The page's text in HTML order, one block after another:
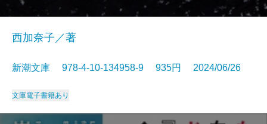
西加奈子／著
新潮文庫 978-4-10-134958-9 935円 2024/06/26
文庫電子書籍あり